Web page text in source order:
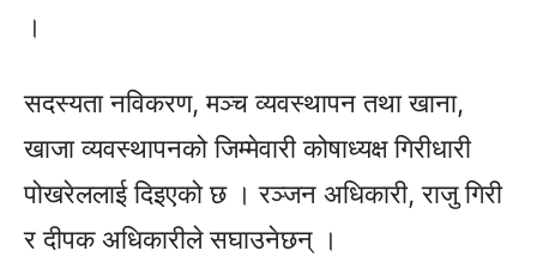
।
सदस्यता नविकरण, मञ्च व्यवस्थापन तथा खाना,
खाजा व्यवस्थापनको जिम्मेवारी कोषाध्यक्ष गिरीधारी
पोखरेललाई दिइएको छ । रञ्जन अधिकारी, राजु गिरी
र दीपक अधिकारीले सघाउनेछन् ।